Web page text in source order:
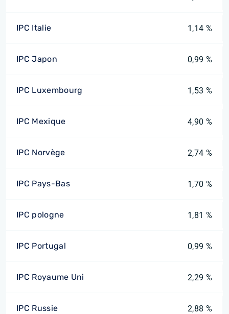
IPC Italie 1,14 %
IPC Japon 0,99 %
IPC Luxembourg 1,53 %
IPC Mexique 4,90 %
IPC Norvège 2,74 %
IPC Pays-Bas 1,70 %
IPC pologne 1,81 %
IPC Portugal 0,99 %
IPC Royaume Uni 2,29 %
IPC Russie 2,88 %